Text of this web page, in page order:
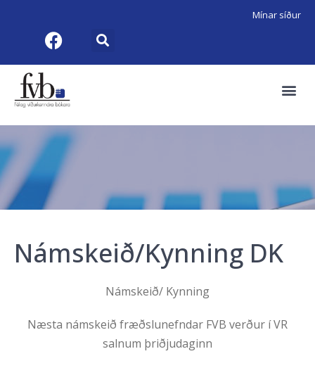
Mínar síður
Námskeið/Kynning DK
Námskeið/ Kynning
Næsta námskeið fræðslunefndar FVB verður í VR
salnum þriðjudaginn